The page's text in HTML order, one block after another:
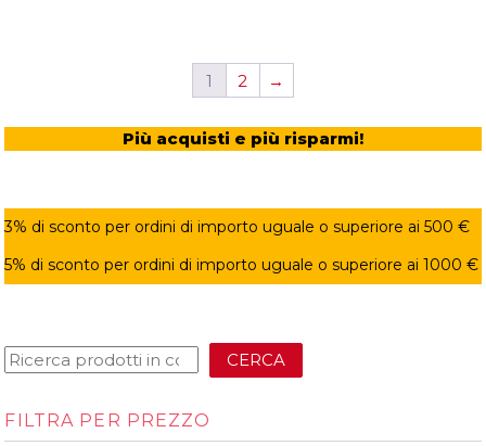
1 2 →
Più acquisti e più risparmi!
3% di sconto per ordini di importo uguale o superiore ai 500 €
5% di sconto per ordini di importo uguale o superiore ai 1000 €
CERCA
FILTRA PER PREZZO